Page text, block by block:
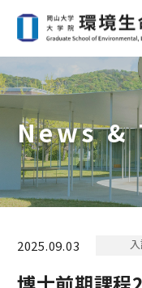
News &
2025.09.03